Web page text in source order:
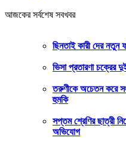
আজকের সর্বশেষ সবখবর
ছিনতাই কারী দের নতুন
ভিসা প্রতারণা চক্রের
তরুণীকে অচেতন করে
হুমকি
সপ্তম শ্রেণির ছাত্রী
অভিযোগ